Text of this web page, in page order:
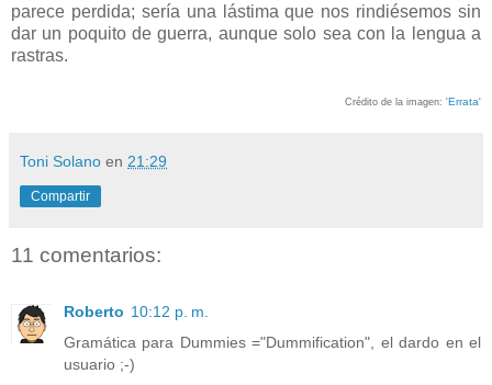
parece perdida; sería una lástima que nos rindiésemos sin
dar un poquito de guerra, aunque solo sea con la lengua a
rastras.
Crédito de la imagen: 'Errata'
Toni Solano en 21:29
Compartir
11 comentarios:
Roberto 10:12 p. m.
Gramática para Dummies ="Dummification", el dardo en el
usuario ;-)